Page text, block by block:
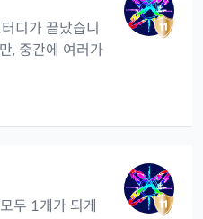
디가 끝났습니
, 중간에 여러가
두 1개가 되게